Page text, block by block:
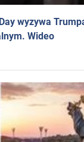
wyzywa
Wideo